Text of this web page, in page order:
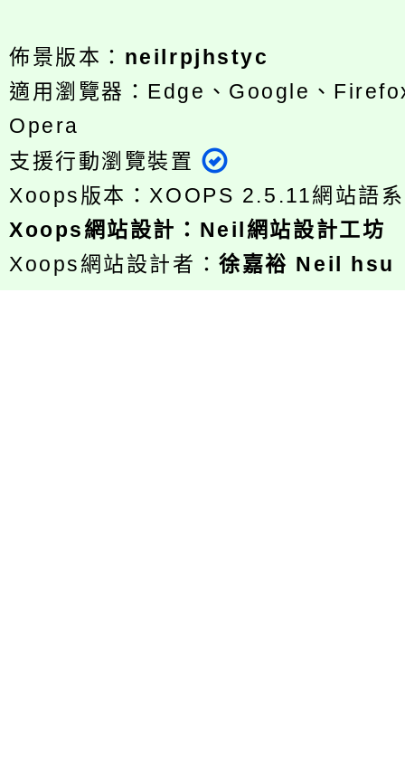
佈景版本： neilrpjhstyc
適用瀏覽器：Edge、Google、
Opera
支援行動瀏覽裝置
Xoops版本：XOOPS 2.5.11網站語
Xoops網站設計 ： Neil網站設計工坊
Xoops網站設計者：徐嘉裕 Neil hsu